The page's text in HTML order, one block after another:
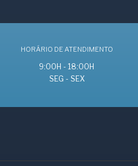
HORÁRIO DE ATENDIMENTO
9:00H - 18:00H
SEG - SEX